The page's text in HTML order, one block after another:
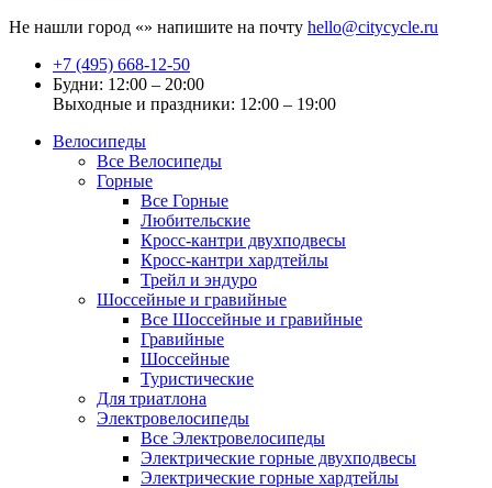
Не нашли город «» напишите на почту hello@citycycle.ru
+7 (495) 668-12-50
Будни: 12:00 – 20:00
Выходные и праздники: 12:00 – 19:00
Велосипеды
Все Велосипеды
Горные
Все Горные
Любительские
Кросс-кантри двухподвесы
Кросс-кантри хардтейлы
Трейл и эндуро
Шоссейные и гравийные
Все Шоссейные и гравийные
Гравийные
Шоссейные
Туристические
Для триатлона
Электровелосипеды
Все Электровелосипеды
Электрические горные двухподвесы
Электрические горные хардтейлы